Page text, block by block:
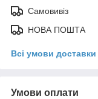
Самовивіз
НОВА ПОШТА
Всі умови доставки
Умови оплати